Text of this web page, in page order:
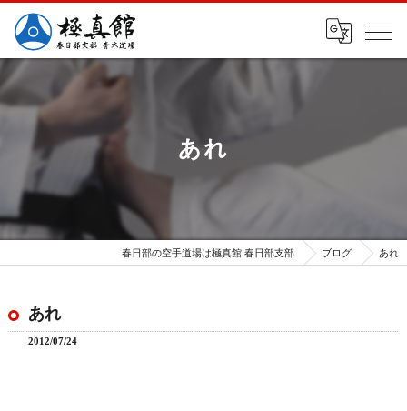
あれ
春日部の空手道場は極真館 春日部支部 ブログ あれ
あれ
2012/07/24